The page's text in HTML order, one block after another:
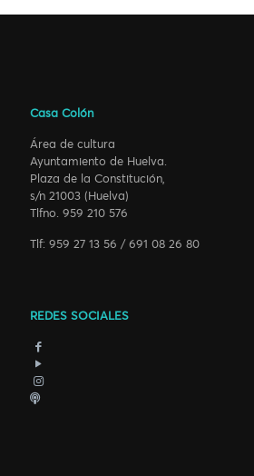
Casa Colón
Área de cultura
Ayuntamiento de Huelva.
Plaza de la Constitución,
s/n 21003 (Huelva)
Tlfno. 959 210 576
Tlf: 959 27 13 56 / 691 08 26 80
REDES SOCIALES